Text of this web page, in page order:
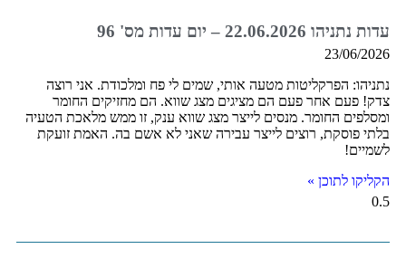
עדות נתניהו 22.06.2026 – יום עדות מס' 96
23/06/2026
נתניהו: הפרקליטות מטעה אותי, שמים לי פח ומלכודת. אני רוצה
צדק! פעם אחר פעם הם מציגים מצג שווא. הם מחזיקים החומר
ומסלפים החומר. מנסים לייצר מצג שווא ענק, זו ממש מלאכת הטעיה
בלתי פוסקת, רוצים לייצר עבירה שאני לא אשם בה. האמת זועקת
לשמיים!
הקליקו לתוכן »